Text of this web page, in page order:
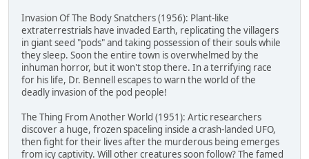
Invasion Of The Body Snatchers (1956): Plant-like
extraterrestrials have invaded Earth, replicating the villagers
in giant seed "pods" and taking possession of their souls while
they sleep. Soon the entire town is overwhelmed by the
inhuman horror, but it won't stop there. In a terrifying race
for his life, Dr. Bennell escapes to warn the world of the
deadly invasion of the pod people!
The Thing From Another World (1951): Artic researchers
discover a huge, frozen spaceling inside a crash-landed UFO,
then fight for their lives after the murderous being emerges
from icy captivity. Will other creatures soon follow? The famed